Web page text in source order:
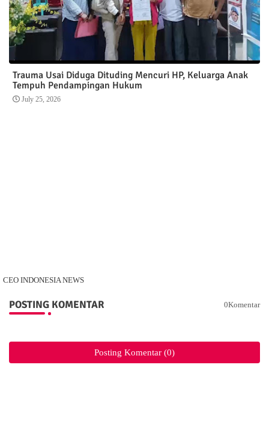
Trauma Usai Diduga Dituding Mencuri HP, Keluarga Anak
Tempuh Pendampingan Hukum
July 25, 2026
CEO INDONESIA NEWS
POSTING KOMENTAR 0Komentar
Posting Komentar (0)